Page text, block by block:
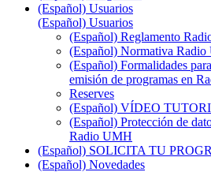
(Español) Usuarios
(Español) Usuarios
(Español) Reglamento
(Español) Normativa
(Español) Formalidades
emisión de programas en
Reserves
(Español) VÍDEO
(Español) Protección de
Radio UMH
(Español) SOLICITA TU
(Español) Novedades